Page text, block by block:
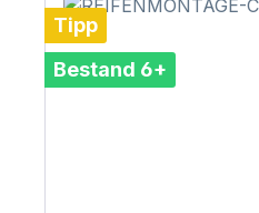
Tipp
Bestand 6+